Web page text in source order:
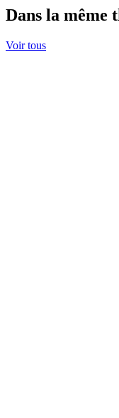
Dans la même
Voir tous